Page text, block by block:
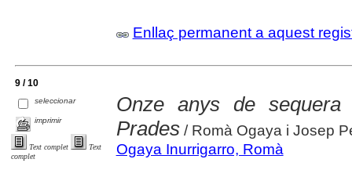
Enllaç permanent a aquest
9 / 10
seleccionar
imprimir
Text complet
Text
complet
Onze anys de
Prades/ Romà Ogaya i Josep
Ogaya Inurrigarro, Romà